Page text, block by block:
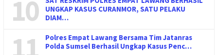
10
UNGKAP KASUS CURANMOR, SATU PELAKU
DIAM…
11
Polres Empat Lawang Bersama Tim Jatanras
Polda Sumsel Berhasil Ungkap Kasus Penc…